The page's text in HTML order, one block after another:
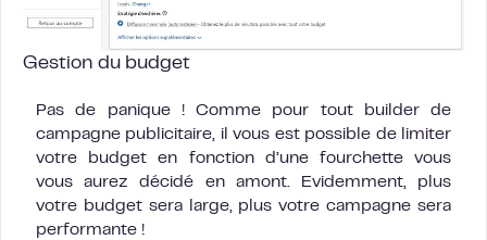
Gestion du budget
Pas de panique ! Comme pour tout builder de
campagne publicitaire, il vous est possible de limiter
votre budget en fonction d’une fourchette vous
vous aurez décidé en amont. Evidemment, plus
votre budget sera large, plus votre campagne sera
performante !